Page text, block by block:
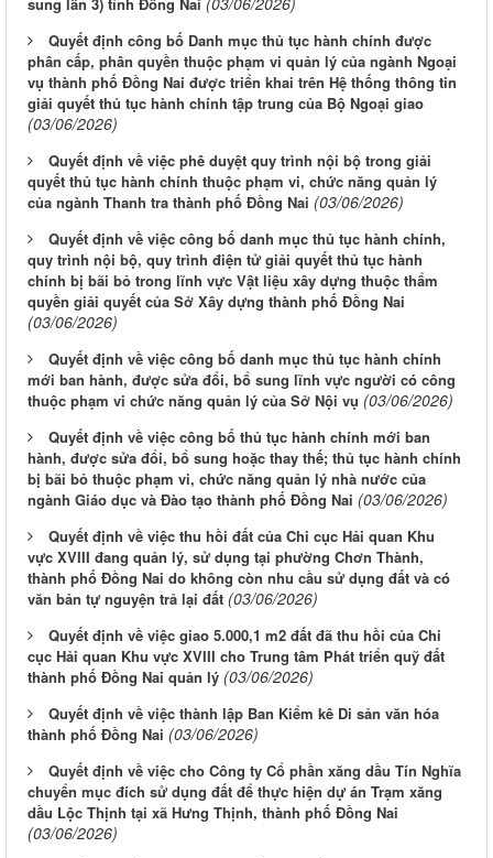
Quyết định công bố Danh mục thủ tục hành chính được
phân cấp, phân quyền thuộc phạm vi quản lý của ngành Ngoại
vụ thành phố Đồng Nai được triển khai trên Hệ thống thông tin
giải quyết thủ tục hành chính tập trung của Bộ Ngoại giao
(03/06/2026)
Quyết định về việc phê duyệt quy trình nội bộ trong giải
quyết thủ tục hành chính thuộc phạm vi, chức năng quản lý
của ngành Thanh tra thành phố Đồng Nai (03/06/2026)
Quyết định về việc công bố danh mục thủ tục hành chính,
quy trình nội bộ, quy trình điện tử giải quyết thủ tục hành
chính bị bãi bỏ trong lĩnh vực Vật liệu xây dựng thuộc thẩm
quyền giải quyết của Sở Xây dựng thành phố Đồng Nai
(03/06/2026)
Quyết định về việc công bố danh mục thủ tục hành chính
mới ban hành, được sửa đổi, bổ sung lĩnh vực người có công
thuộc phạm vi chức năng quản lý của Sở Nội vụ (03/06/2026)
Quyết định về việc công bố thủ tục hành chính mới ban
hành, được sửa đổi, bổ sung hoặc thay thế; thủ tục hành chính
bị bãi bỏ thuộc phạm vi, chức năng quản lý nhà nước của
ngành Giáo dục và Đào tạo thành phố Đồng Nai (03/06/2026)
Quyết định về việc thu hồi đất của Chi cục Hải quan Khu
vực XVIII đang quản lý, sử dụng tại phường Chơn Thành,
thành phố Đồng Nai do không còn nhu cầu sử dụng đất và có
văn bản tự nguyện trả lại đất (03/06/2026)
Quyết định về việc giao 5.000,1 m2 đất đã thu hồi của Chi
cục Hải quan Khu vực XVIII cho Trung tâm Phát triển quỹ đất
thành phố Đồng Nai quản lý (03/06/2026)
Quyết định về việc thành lập Ban Kiểm kê Di sản văn hóa
thành phố Đồng Nai (03/06/2026)
Quyết định về việc cho Công ty Cổ phần xăng dầu Tín Nghĩa
chuyển mục đích sử dụng đất để thực hiện dự án Trạm xăng
dầu Lộc Thịnh tại xã Hưng Thịnh, thành phố Đồng Nai
(03/06/2026)